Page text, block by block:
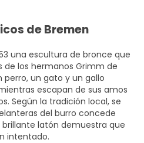
de Bremen
una escultura de bronce que
los hermanos Grimm de
perro, un gato y un gallo
escapan de sus amos
Según la tradición local, se
del burro concede
brillante latón demuestra que
intentado.